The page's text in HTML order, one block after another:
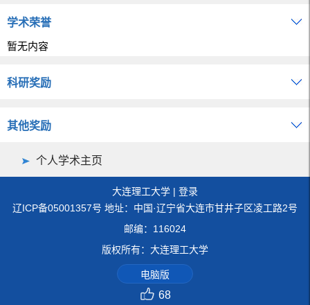
学术荣誉
暂无内容
科研奖励
其他奖励
个人学术主页
大连理工大学 | 登录
辽ICP备05001357号 地址：中国·辽宁省大连市甘井子区凌工路2号
邮编：116024
版权所有：大连理工大学
电脑版
68